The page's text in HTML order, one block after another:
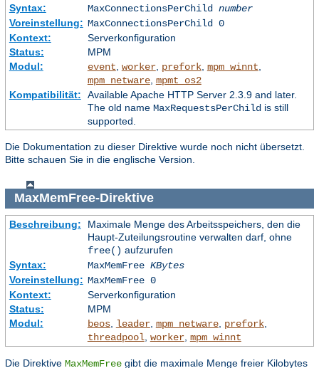
Syntax:
MaxConnectionsPerChild number
Voreinstellung: MaxConnectionsPerChild 0
Kontext:
Serverkonfiguration
Status:
MPM
Modul:
event worker, prefork, mpm_winnt
mpm_netware, mpmt_os2
Kompatibilität:
Available Apache HTTP Server 2.3.9 and later.
The old name MaxRequestsPerChildis still
supported.
Die Dokumentation zu dieser Direktive wurde noch nicht übersetzt.
Bitte schauen Sie in die englische Version.
MaxMemFree-Direktive
Beschreibung:
Maximale Menge des Arbeitsspeichers, den die
Haupt-Zuteilungsroutine verwalten darf, ohne
free() aufzurufen
Syntax:
MaxMemFree KBytes
Voreinstellung: MaxMemFree 0
Kontext:
Serverkonfiguration
Status:
MPM
Modul:
beos, leader, mpm_netware, prefork,
threadpool worker, mpm_winnt
Die Direktive MaxMemFree gibt die maximale Menge freier Kilobytes